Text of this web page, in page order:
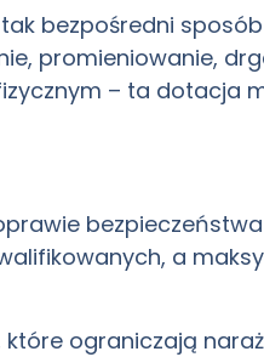
bezpośredni
promieniowanie,
– ta dotacja
a
które ograniczają